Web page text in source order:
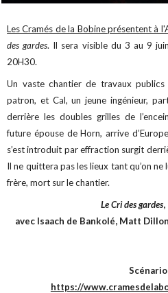
Les Cramés de la Bobine présentent à
des gardes. Il sera visible du 3 au 9
20H30.
Un vaste chantier de travaux
patron, et Cal, un jeune ingénieur,
derrière les doubles grilles de
future épouse de Horn, arrive
s’est introduit par effraction surgit
Il ne quittera pas les lieux tant qu’on
frère, mort sur le chantier.
Le Cri des gardes,
avec Isaach de Bankolé, Matt
https://